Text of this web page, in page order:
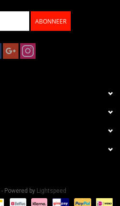
ABONNEER
Powered by Lightspeed